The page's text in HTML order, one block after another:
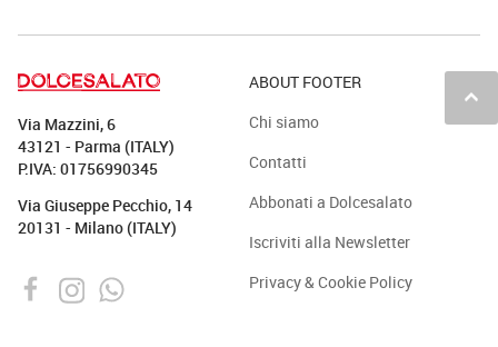
keyboard_arrow_up
Via Mazzini, 6
43121 - Parma (ITALY)
P.IVA: 01756990345
Via Giuseppe Pecchio, 14
20131 - Milano (ITALY)
ABOUT FOOTER
Chi siamo
Contatti
Abbonati a Dolcesalato
Iscriviti alla Newsletter
Privacy & Cookie Policy